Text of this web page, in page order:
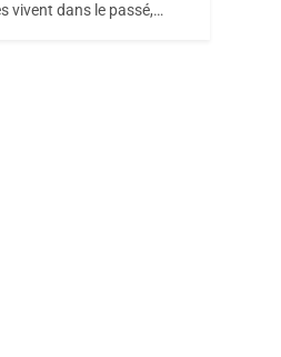
: Les Amandes
vivent dans le passé,…